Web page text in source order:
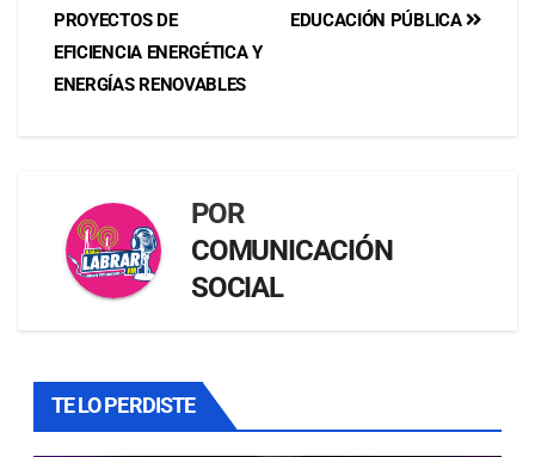
EDUCACIÓN PÚBLICA
PROYECTOS DE
EFICIENCIA ENERGÉTICA Y
ENERGÍAS RENOVABLES
POR
COMUNICACIÓN
SOCIAL
TE LO PERDISTE